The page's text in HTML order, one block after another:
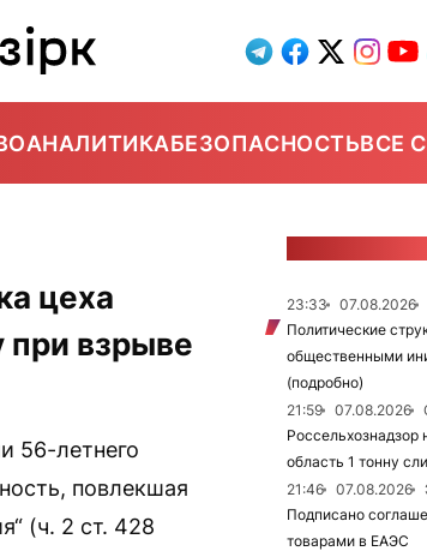
АНАЛИТИКАБЕЗОПАСНОСТЬВСЕ
цеха
при взрыве
56-летнего
повлекшая
(ч. 2 ст. 428
23:33 07.08.2026
Политические
общественными
(подробно)
21:59
07.08.2026
Россельхознадзор
область 1 тонну
21:46
07.08.2026
Подписано
товарами в ЕАЭС